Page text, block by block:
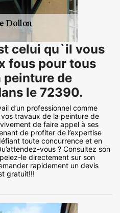
celui qu`il vous
fous pour tous
peinture de
le 72390.
d’un professionnel comme
travaux de la peinture de
de faire appel à ses
de profiter de l’expertise
toute concurrence et en
vous ? Consultez son
le directement sur son
rapidement un devis
gratuit!!!